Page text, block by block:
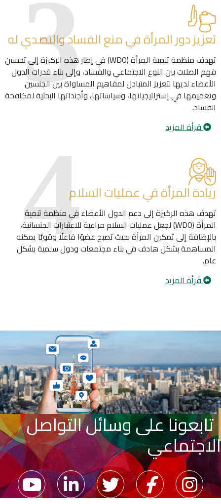
تعزيز دور المرأة في منع الفساد والتصدي له
تهدف منظمة تنمية المرأة (WDO) في إطار هذه الركيزة إلى تحسين
فهم الصلات بين النوع الاجتماعي والفساد، وإلى بناء قدرات الدول
الأعضاء لديها لتعزيز المتبادل لمفاهيم المساواة بين الجنسين
وتعميمها في إستراتيجياتها، وسياساتها، وأجنداتها البحثية لمكافحة
الفساد.
قرأة المزيد
ريادة المرأة في عمليات السلام
تهدف هذه الركيزة إلى دعم الدول الأعضاء في منظمة تنمية
المرأة (WDO) لجعل عمليات السلام مراعية للاعتبارات الجنسانية،
بالإضافة إلى تمكين المرأة بحيث تصبح عضوًا فاعلًا وقويًّا يمكنه
المساهمة بشكل هادف في بناء مجتمعات ودول سلمية بشكل
عام.
قرأة المزيد
تابعونا على وسائل التواصل
الاجتماعي